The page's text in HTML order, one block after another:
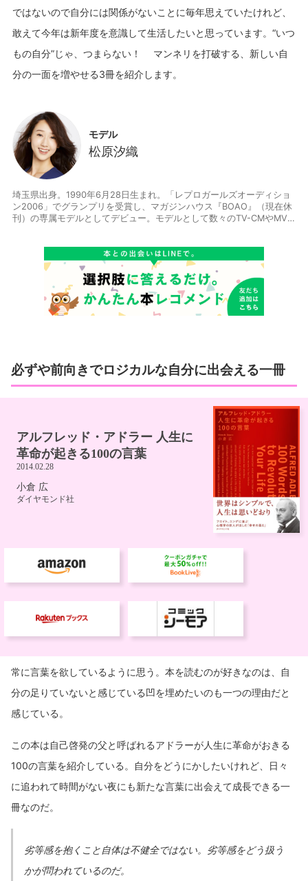
ではないので自分には関係がないことに毎年思えていたけれど、
敢えて今年は新年度を意識して生活したいと思っています。“いつ
もの自分”じゃ、つまらない！ マンネリを打破する、新しい自
モデル
松原汐織
埼玉県出身。1990年6月28日生まれ。「レプロガールズオーディショ
ン2006」でグランプリを受賞し、マガジンハウス『BOAO』（現在休
刊）の専属モデルとしてデビュー。モデルとして数々のTV-CMやMV
s://www.shiorimatsubara.com/
必ずや前向きでロジカルな自分に出会える一冊
常に言葉を欲しているように思う。本を読むのが好きなのは、自
分の足りていないと感じている凹を埋めたいのも一つの理由だと
感じている。
この本は自己啓発の父と呼ばれるアドラーが人生に革命がおきる
100の言葉を紹介している。自分をどうにかしたいけれど、日々
に追われて時間がない夜にも新たな言葉に出会えて成長できる一
冊なのだ。
劣等感を抱くこと自体は不健全ではない。劣等感をどう扱う
かが問われているのだ。